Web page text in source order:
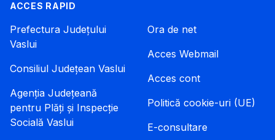
ACCES RAPID
Prefectura Județului
Vaslui
Consiliul Județean Vaslui
Agenția Județeană
pentru Plăți și Inspecție
Socială Vaslui
Ora de net
Acces Webmail
Acces cont
Politică cookie-uri (UE)
E-consultare